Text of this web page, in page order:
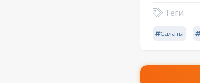
Теги
Салаты